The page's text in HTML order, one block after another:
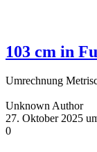
103 cm in
Umrechnung
Unknown Author
27. Oktober 2025
0